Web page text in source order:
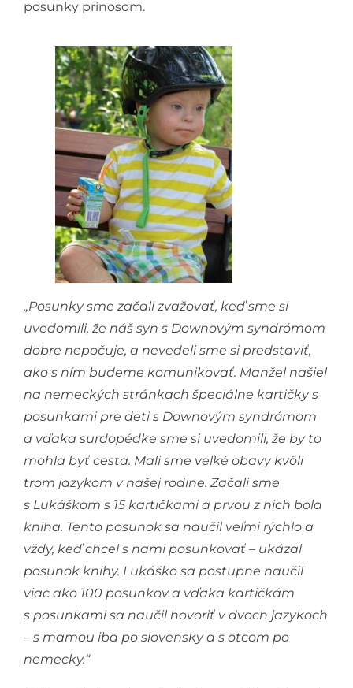
posunky prínosom.
„Posunky sme začali zvažovať, keď sme si
uvedomili, že náš syn s Downovým syndrómom
dobre nepočuje, a nevedeli sme si predstaviť,
ako s ním budeme komunikovať. Manžel našiel
na nemeckých stránkach špeciálne kartičky s
posunkami pre deti s Downovým syndrómom
a vďaka surdopédke sme si uvedomili, že by to
mohla byť cesta. Mali sme veľké obavy kvôli
trom jazykom v našej rodine. Začali sme
s Lukáškom s 15 kartičkami a prvou z nich bola
kniha. Tento posunok sa naučil veľmi rýchlo a
vždy, keď chcel s nami posunkovať – ukázal
posunok knihy. Lukáško sa postupne naučil
viac ako 100 posunkov a vďaka kartičkám
s posunkami sa naučil hovoriť v dvoch jazykoch
– s mamou iba po slovensky a s otcom po
nemecky.“